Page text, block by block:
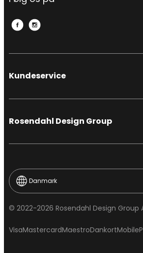
Kundeservice
Rosendahl Design Group
© 2022-2026 Rosendahl Design Group
VisaMastercardMaestroDankort
Danmark